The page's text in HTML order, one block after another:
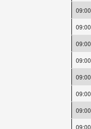
09:00
09:00
09:00
09:00
09:00
09:00
09:00
09:00